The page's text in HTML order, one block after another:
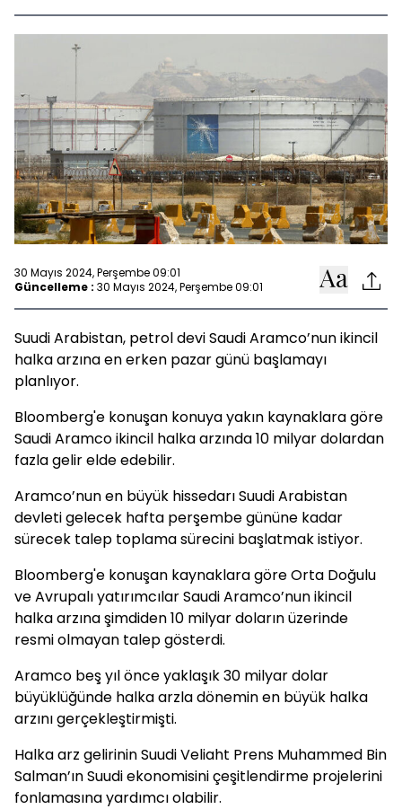
30 Mayıs 2024, Perşembe 09:01
Güncelleme : 30 Mayıs 2024, Perşembe 09:01
Suudi Arabistan, petrol devi Saudi Aramco’nun ikincil
halka arzına en erken pazar günü başlamayı
planlıyor.
Bloomberg'e konuşan konuya yakın kaynaklara göre
Saudi Aramco ikincil halka arzında 10 milyar dolardan
fazla gelir elde edebilir.
Aramco’nun en büyük hissedarı Suudi Arabistan
devleti gelecek hafta perşembe gününe kadar
sürecek talep toplama sürecini başlatmak istiyor.
Bloomberg'e konuşan kaynaklara göre Orta Doğulu
ve Avrupalı yatırımcılar Saudi Aramco’nun ikincil
halka arzına şimdiden 10 milyar doların üzerinde
resmi olmayan talep gösterdi.
Aramco beş yıl önce yaklaşık 30 milyar dolar
büyüklüğünde halka arzla dönemin en büyük halka
arzını gerçekleştirmişti.
Halka arz gelirinin Suudi Veliaht Prens Muhammed Bin
Salman’ın Suudi ekonomisini çeşitlendirme projelerini
fonlamasına yardımcı olabilir.